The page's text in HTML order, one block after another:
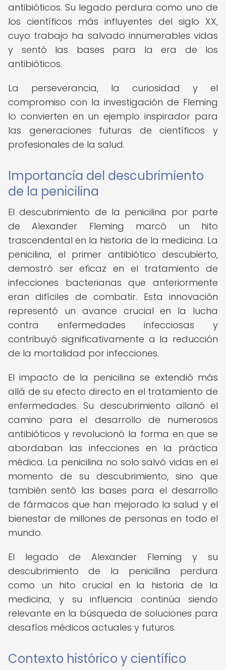
antibióticos. Su legado perdura como uno de
los científicos más influyentes del siglo XX,
cuyo trabajo ha salvado innumerables vidas
y sentó las bases para la era de los
antibióticos.
La perseverancia, la curiosidad y el
compromiso con la investigación de Fleming
lo convierten en un ejemplo inspirador para
las generaciones futuras de científicos y
profesionales de la salud.
Importancia del descubrimiento
de la penicilina
El descubrimiento de la penicilina por parte
de Alexander Fleming marcó un hito
trascendental en la historia de la medicina. La
penicilina, el primer antibiótico descubierto,
demostró ser eficaz en el tratamiento de
infecciones bacterianas que anteriormente
eran difíciles de combatir. Esta innovación
representó un avance crucial en la lucha
contra enfermedades infecciosas y
contribuyó significativamente a la reducción
de la mortalidad por infecciones.
El impacto de la penicilina se extendió más
allá de su efecto directo en el tratamiento de
enfermedades. Su descubrimiento allanó el
camino para el desarrollo de numerosos
antibióticos y revolucionó la forma en que se
abordaban las infecciones en la práctica
médica. La penicilina no solo salvó vidas en el
momento de su descubrimiento, sino que
también sentó las bases para el desarrollo
de fármacos que han mejorado la salud y el
bienestar de millones de personas en todo el
mundo.
El legado de Alexander Fleming y su
descubrimiento de la penicilina perdura
como un hito crucial en la historia de la
medicina, y su influencia continúa siendo
relevante en la búsqueda de soluciones para
desafíos médicos actuales y futuros.
Contexto histórico y científico